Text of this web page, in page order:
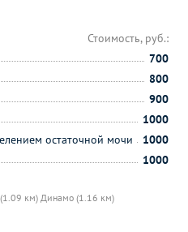
км) Динамо (1.16 км)
Стоимость, руб.:
700
800
900
1000
остаточной мочи
1000
1000